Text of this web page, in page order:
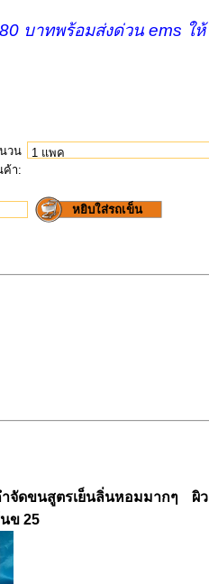
บาทพร้อมส่งด่วน ems ให้
วน
ค้า:
จัดขนสูตรเย็นลิ่นหอมมากๆ ผิว
นข 25